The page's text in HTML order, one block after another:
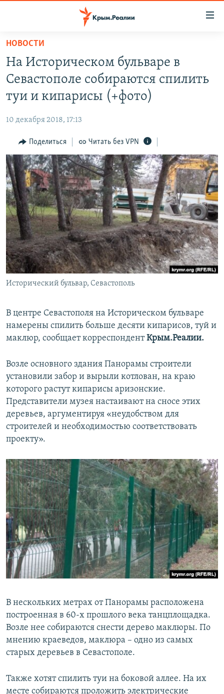
Вернуться
основному
содержанию
главной
навигации
Вернутся
поиску
СПЕЦПРОЕКТЫ
11 ЛЕТ ОККУПАЦИИ КРЫМА. 11 ИСТОРИЙ СОПРОТИВЛЕНИЯ
ЕЩЕ
ИНТЕРАКТИВ
ИНФОГРАФИКА
ТЕЛЕПРОЕКТ КРЫМ.РЕАЛИИ
СОВЕТЫ ПРАВОЗАЩИТНИКОВ
ПРОПАВШИЕ БЕЗ ВЕСТИ
ПОБЕДИТЕЛЕЙ НЕ СУДЯТ?
КРЫМ.НЕПОКОРЕННЫЙ
ELIFBE
УКРАИНСКАЯ ПРОБЛЕМА КРЫМА
РАДІО СВОБОДА
КАК ОБОЙТИ БЛОКИРОВКУ
Українською
Qırımtatar
ПРИСОЕДИНЯЙТЕСЬ!
НОВОСТИ
На Историческом бульваре в
Севастополе собираются спилить
туи и кипарисы (+фото)
10 декабря 2018, 17:13
Поделиться Читать без VPN
Исторический бульвар, Севастополь
В центре Севастополя на Историческом бульваре
намерены спилить больше десяти кипарисов, туй и
маклюр, сообщает корреспондентКрым.Реалии.
Возле основного здания Панорамы строители
установили забор и вырыли котлован, на краю
которого растут кипарисы аризонские.
Представители музея настаивают на сносе этих
деревьев, аргументируя «неудобством для
строителей и необходимостью соответствовать
проекту».
В нескольких метрах от Панорамы расположена
построенная в 60-х прошлого века танцплощадка.
Возле нее собираются снести дерево маклюры. По
мнению краеведов, маклюра – одно из самых
старых деревьев в Севастополе.
Также хотят спилить туи на боковой аллее. На их
месте собираются проложить электрические